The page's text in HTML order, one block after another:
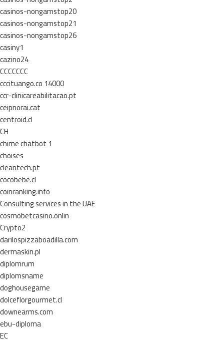
casinos-nongamstop20
casinos-nongamstop21
casinos-nongamstop26
casiny1
cazino24
CCCCCCC
cccituango.co 14000
ccr-clinicareabilitacao.pt
ceipnorai.cat
centroid.cl
CH
chime chatbot 1
choises
cleantech.pt
cocobebe.cl
coinranking.info
Consulting services in the UAE
cosmobetcasino.onlin
Crypto2
darilospizzaboadilla.com
dermaskin.pl
diplomrum
diplomsname
doghousegame
dolceflorgourmet.cl
downearms.com
ebu-diploma
EC